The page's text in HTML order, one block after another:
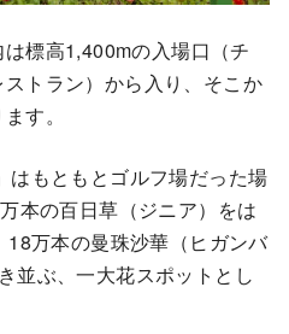
標高1,400mの入場口（チ
トラン）から入り、そこか
す。
はもともとゴルフ場だった場
本の百日草（ジニア）をは
18万本の曼珠沙華（ヒガンバ
並ぶ、一大花スポットとし